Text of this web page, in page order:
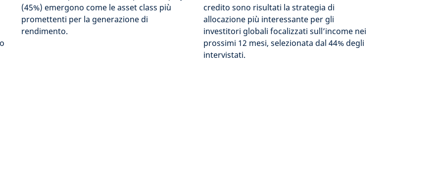
(45%) emergono come le asset class più
promettenti per la generazione di
rendimento.
credito sono risultati la strategia di
allocazione più interessante per gli
investitori globali focalizzati sull’income nei
prossimi 12 mesi, selezionata dal 44% degli
intervistati.